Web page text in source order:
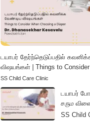
டயாபர் தேர்ந்தெடுப்பதில்
விஷயங்கள் | Things to Consider
Choosing a Diaper | Tamil
SS Child Care Clinic
டயாபர்
சரும
Effects
SS Child